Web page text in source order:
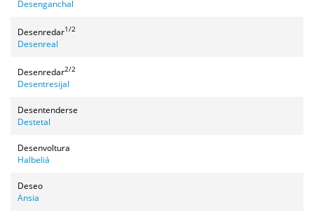
Desenganchal
Desenredar1/2
Desenreal
Desenredar2/2
Desentresijal
Desentenderse
Destetal
Desenvoltura
Halbeliá
Deseo
Ansia